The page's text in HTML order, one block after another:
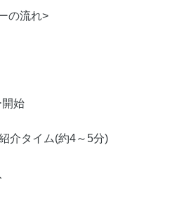
の流れ>
始
介タイム(約4～5分)